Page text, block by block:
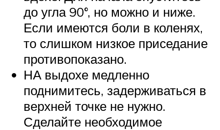
до угла 90°, но можно и ниже.
Если имеются боли в коленях,
то слишком низкое приседание
противопоказано.
НА выдохе медленно
поднимитесь, задерживаться в
верхней точке не нужно.
Сделайте необходимое